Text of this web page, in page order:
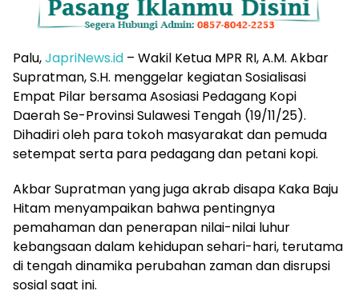
Palu,JapriNews.id – Wakil Ketua MPR RI, A.M. Akbar
Supratman, S.H. menggelar kegiatan Sosialisasi
Empat Pilar bersama Asosiasi Pedagang Kopi
Daerah Se-Provinsi Sulawesi Tengah (19/11/25).
Dihadiri oleh para tokoh masyarakat dan pemuda
setempat serta para pedagang dan petani kopi.
Akbar Supratman yang juga akrab disapa Kaka Baju
Hitam menyampaikan bahwa pentingnya
pemahaman dan penerapan nilai-nilai luhur
kebangsaan dalam kehidupan sehari-hari, terutama
di tengah dinamika perubahan zaman dan disrupsi
sosial saat ini.